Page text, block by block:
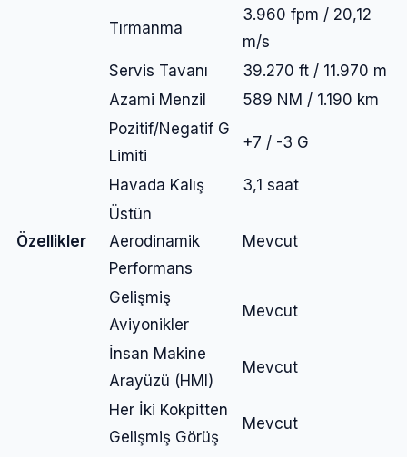
Tırmanma
3.960 fpm / 20,12
m/s
Servis Tavanı
39.270 ft / 11.970 m
Azami Menzil
589 NM / 1.190 km
Pozitif/Negatif G
Limiti
+7 / -3 G
Havada Kalış 3,1 saat
Özellikler
Üstün
Aerodinamik
Performans
Mevcut
Gelişmiş
Aviyonikler
Mevcut
İnsan Makine
Arayüzü (HMI)
Mevcut
Her İki Kokpitten
Gelişmiş Görüş
Mevcut